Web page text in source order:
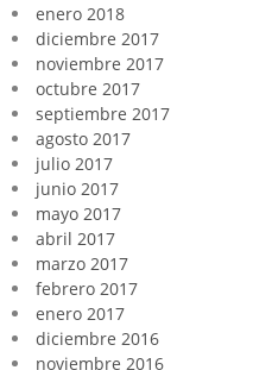
enero 2018
diciembre 2017
noviembre 2017
octubre 2017
septiembre 2017
agosto 2017
julio 2017
junio 2017
mayo 2017
abril 2017
marzo 2017
febrero 2017
enero 2017
diciembre 2016
noviembre 2016